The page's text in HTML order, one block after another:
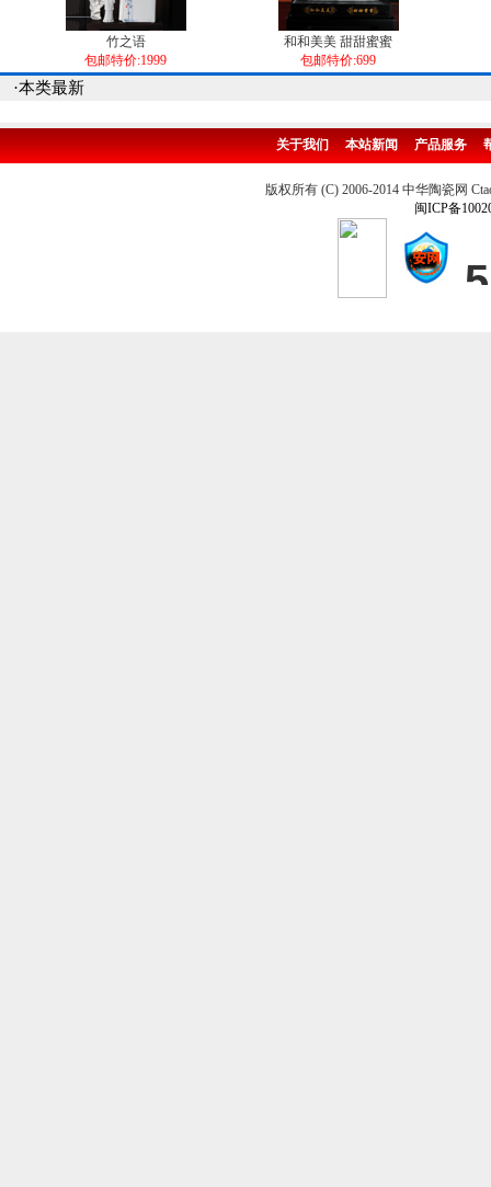
竹之语
包邮特价:1999
和和美美 甜甜蜜蜜
包邮特价:699
·本类最新
关于我们 本站新闻 产品服务
版权所有 (C) 2006-2014 中华陶瓷网
闽ICP备